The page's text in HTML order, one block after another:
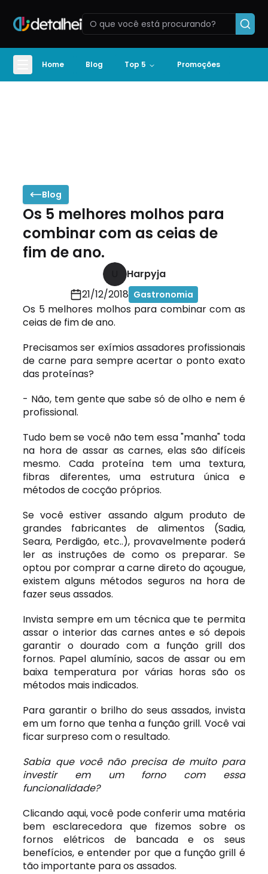
Home Blog Top 5 Promoções
Blog
Os 5 melhores molhos para
combinar com as ceias de
fim de ano.
Harpyja
21/12/2018 Gastronomia
Os 5 melhores molhos para combinar com as
ceias de fim de ano.
Precisamos ser exímios assadores profissionais
de carne para sempre acertar o ponto exato
das proteínas?
- Não, tem gente que sabe só de olho e nem é
profissional.
Tudo bem se você não tem essa "manha" toda
na hora de assar as carnes, elas são difíceis
mesmo. Cada proteína tem uma textura,
fibras diferentes, uma estrutura única e
métodos de cocção próprios.
Se você estiver assando algum produto de
grandes fabricantes de alimentos (Sadia,
Seara, Perdigão, etc..), provavelmente poderá
ler as instruções de como os preparar. Se
optou por comprar a carne direto do açougue,
existem alguns métodos seguros na hora de
fazer seus assados.
Invista sempre em um técnica que te permita
assar o interior das carnes antes e só depois
garantir o dourado com a função grill dos
fornos. Papel alumínio, sacos de assar ou em
baixa temperatura por várias horas são os
métodos mais indicados.
Para garantir o brilho do seus assados, invista
em um forno que tenha a função grill. Você vai
ficar surpreso com o resultado.
Sabia que você não precisa de muito para
investir em um forno com essa
funcionalidade?
Clicando aqui, você pode conferir uma matéria
bem esclarecedora que fizemos sobre os
fornos elétricos de bancada e os seus
benefícios, e entender por que a função grill é
tão importante para os assados.